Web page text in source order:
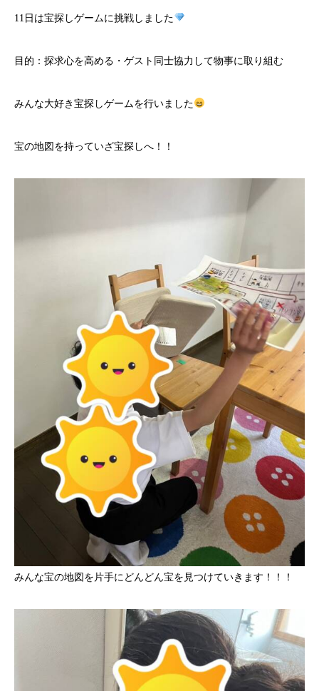
11日は宝探しゲームに挑戦しました
目的：探求心を高める・ゲスト同士協力して物事に取り組む
みんな大好き宝探しゲームを行いました
宝の地図を持っていざ宝探しへ！！
みんな宝の地図を片手にどんどん宝を見つけていきます！！！